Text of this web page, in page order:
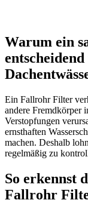
Warum ein
Ein Fallrohr Filter
andere Fremdkörper
Verstopfungen
ernsthaften
machen. Deshalb
regelmäßig zu
So erkennst
Fallrohr